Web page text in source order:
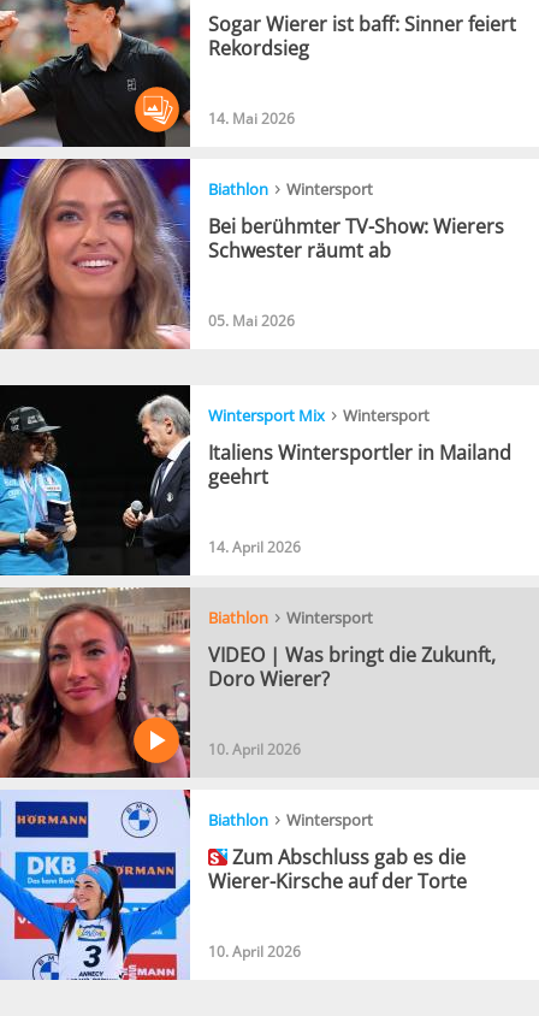
Sogar Wierer ist baff: Sinner feiert
Rekordsieg
14. Mai 2026
Biathlon › Wintersport
Bei berühmter TV-Show: Wierers
Schwester räumt ab
05. Mai 2026
Wintersport Mix › Wintersport
Italiens Wintersportler in Mailand
geehrt
14. April 2026
Biathlon › Wintersport
VIDEO | Was bringt die Zukunft,
Doro Wierer?
10. April 2026
Biathlon › Wintersport
Zum Abschluss gab es die
Wierer-Kirsche auf der Torte
10. April 2026